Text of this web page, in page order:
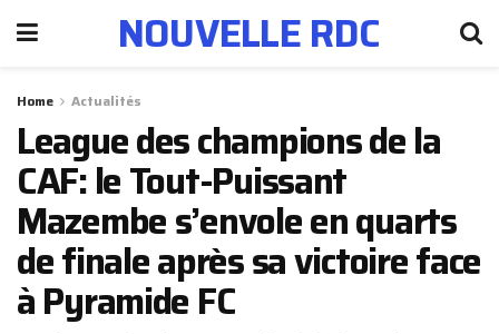
NOUVELLE RDC
Home Actualités
League des champions de la
CAF: le Tout-Puissant
Mazembe s’envole en quarts
de finale après sa victoire face
à Pyramide FC